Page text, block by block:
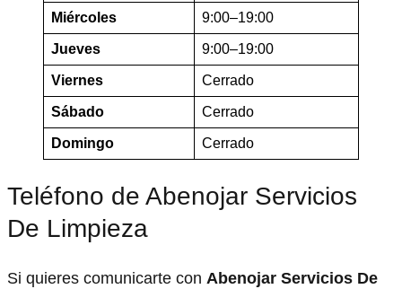
Miércoles 9:00–19:00
Jueves 9:00–19:00
Viernes Cerrado
Sábado Cerrado
Domingo Cerrado
Teléfono de Abenojar Servicios
De Limpieza
Si quieres comunicarte con Abenojar Servicios De